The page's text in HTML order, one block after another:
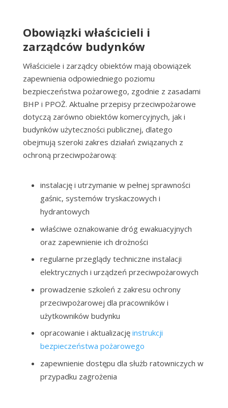
Obowiązki właścicieli i
zarządców budynków
Właściciele i zarządcy obiektów mają obowiązek
zapewnienia odpowiedniego poziomu
bezpieczeństwa pożarowego, zgodnie z zasadami
BHP i PPOŻ. Aktualne przepisy przeciwpożarowe
dotyczą zarówno obiektów komercyjnych, jak i
budynków użyteczności publicznej, dlatego
obejmują szeroki zakres działań związanych z
ochroną przeciwpożarową:
instalację i utrzymanie w pełnej sprawności
gaśnic, systemów tryskaczowych i
hydrantowych
właściwe oznakowanie dróg ewakuacyjnych
oraz zapewnienie ich drożności
regularne przeglądy techniczne instalacji
elektrycznych i urządzeń przeciwpożarowych
prowadzenie szkoleń z zakresu ochrony
przeciwpożarowej dla pracowników i
użytkowników budynku
opracowanie i aktualizacjęinstrukcji
bezpieczeństwa pożarowego
zapewnienie dostępu dla służb ratowniczych w
przypadku zagrożenia